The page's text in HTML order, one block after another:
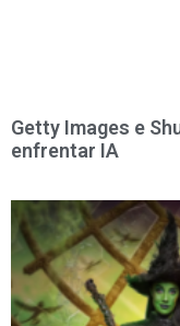
Getty Images e
enfrentar IA